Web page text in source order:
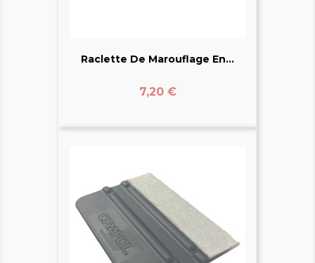
Raclette De Marouflage En...
Prix
7,20 €